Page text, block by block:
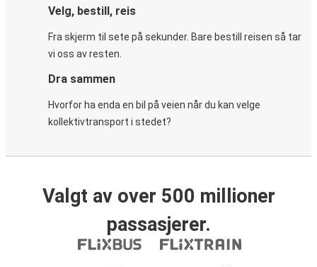
Velg, bestill, reis
Fra skjerm til sete på sekunder. Bare bestill reisen så tar
vi oss av resten.
Dra sammen
Hvorfor ha enda en bil på veien når du kan velge
kollektivtransport i stedet?
Valgt av over 500 millioner
passasjerer.